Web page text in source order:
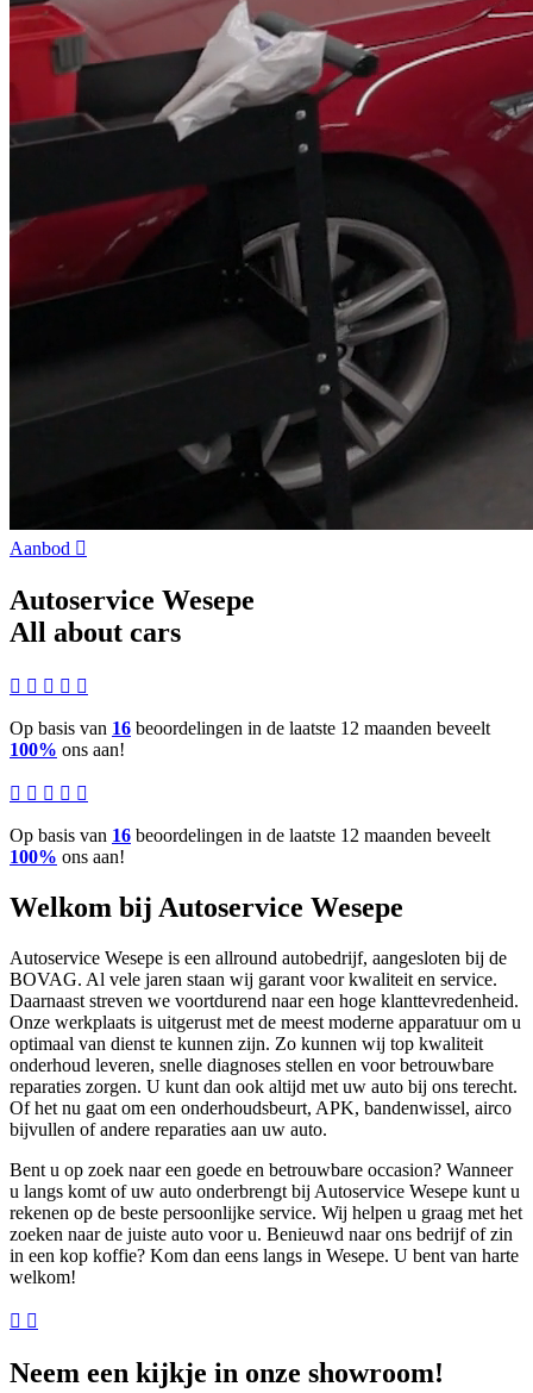
Aanbod
Autoservice Wesepe
All about cars
Op basis van 16 beoordelingen in de laatste 12 maanden beveelt
100% ons aan!
Op basis van 16 beoordelingen in de laatste 12 maanden beveelt
100% ons aan!
Welkom bij Autoservice Wesepe
Autoservice Wesepe is een allround autobedrijf, aangesloten bij de
BOVAG. Al vele jaren staan wij garant voor kwaliteit en service.
Daarnaast streven we voortdurend naar een hoge klanttevredenheid.
Onze werkplaats is uitgerust met de meest moderne apparatuur om u
optimaal van dienst te kunnen zijn. Zo kunnen wij top kwaliteit
onderhoud leveren, snelle diagnoses stellen en voor betrouwbare
reparaties zorgen. U kunt dan ook altijd met uw auto bij ons terecht.
Of het nu gaat om een onderhoudsbeurt, APK, bandenwissel, airco
bijvullen of andere reparaties aan uw auto.
Bent u op zoek naar een goede en betrouwbare occasion? Wanneer
u langs komt of uw auto onderbrengt bij Autoservice Wesepe kunt u
rekenen op de beste persoonlijke service. Wij helpen u graag met het
zoeken naar de juiste auto voor u. Benieuwd naar ons bedrijf of zin
in een kop koffie? Kom dan eens langs in Wesepe. U bent van harte
welkom!
Neem een kijkje in onze showroom!